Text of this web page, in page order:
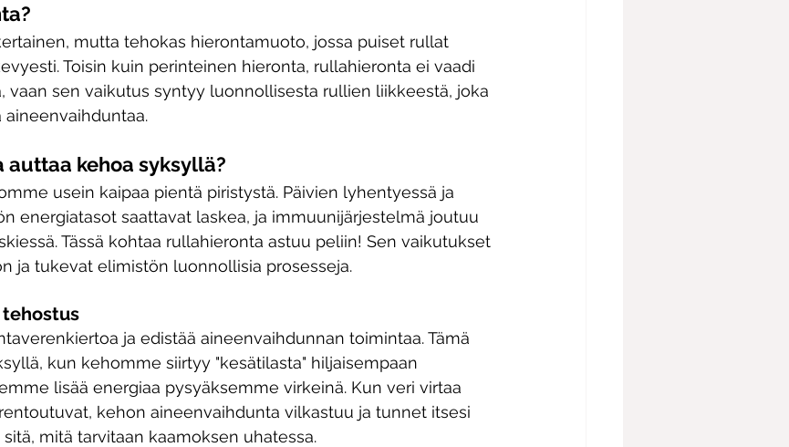
mutta tehokas hierontamuoto, jossa puiset rullat
Toisin kuin perinteinen hieronta, rullahieronta ei vaadi
vaan sen vaikutus syntyy luonnollisesta rullien liikkeestä, joka
aineenvaihduntaa.
kehoa syksyllä?
usein kaipaa pientä piristystä. Päivien lyhentyessä ja
energiatasot saattavat laskea, ja immuunijärjestelmä joutuu
Tässä kohtaa rullahieronta astuu peliin! Sen vaikutukset
ja tukevat elimistön luonnollisia prosesseja.
ja edistää aineenvaihdunnan toimintaa. Tämä
kun kehomme siirtyy "kesätilasta" hiljaisempaan
lisää energiaa pysyäksemme virkeinä. Kun veri virtaa
kehon aineenvaihdunta vilkastuu ja tunnet itsesi
mitä tarvitaan kaamoksen uhatessa.